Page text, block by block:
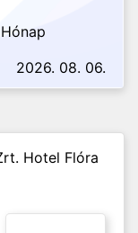
2026. 08. 06.
Hotel Flóra